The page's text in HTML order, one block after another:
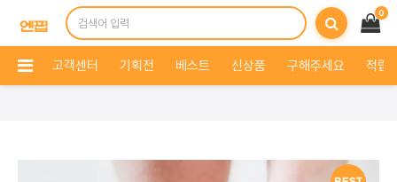
0
고객센터 기획전 베스트 신상품 구해주세요 적립